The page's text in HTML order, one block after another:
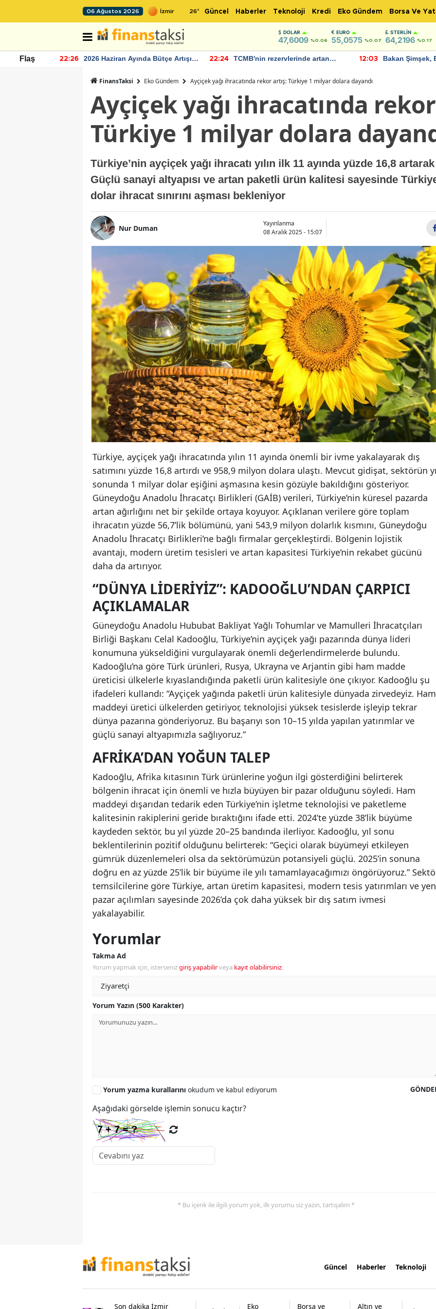
06 Ağustos 2026 26° Güncel Haberler Teknoloji Kredi Eko Gündem Borsa Ve
DOLAR
47,6009 %0.06
EURO
55,0575 %0.07
STERLIN
64,2196 %0.17
Flaş 22:26
2026 Haziran Ayında Bütçe Artışı
22:24
TCMB'nin rezervlerinde artan
12:03
Bakan Şimşek,
FinansTaksi Eko Gündem Ayçiçek yağı ihracatında rekor artış: Türkiye 1 milyar dolara dayandı
Ayçiçek yağı ihracatında
Türkiye 1 milyar dolara
Türkiye’nin ayçiçek yağı ihracatı yılın ilk 11 ayında yüzde 16,8
Güçlü sanayi altyapısı ve artan paketli ürün kalitesi sayesinde
dolar ihracat sınırını aşması bekleniyor
Nur Duman
Yayınlanma
08 Aralık 2025 - 15:07
Türkiye, ayçiçek yağı ihracatında yılın 11 ayında önemli bir ivme yakalayarak dış
satımını yüzde 16,8 artırdı ve 958,9 milyon dolara ulaştı. Mevcut gidişat, sektörün
sonunda 1 milyar dolar eşiğini aşmasına kesin gözüyle bakıldığını gösteriyor.
Güneydoğu Anadolu İhracatçı Birlikleri (GAİB) verileri, Türkiye’nin küresel pazarda
artan ağırlığını net bir şekilde ortaya koyuyor. Açıklanan verilere göre toplam
ihracatın yüzde 56,7’lik bölümünü, yani 543,9 milyon dolarlık kısmını, Güneydoğu
Anadolu İhracatçı Birlikleri’ne bağlı firmalar gerçekleştirdi. Bölgenin lojistik
avantajı, modern üretim tesisleri ve artan kapasitesi Türkiye’nin rekabet gücünü
daha da artırıyor.
“DÜNYA LIDERIYIZ”: KADOOĞLU’NDAN ÇARPICI
AÇIKLAMALAR
Güneydoğu Anadolu Hububat Bakliyat Yağlı Tohumlar ve Mamulleri İhracatçıları
Birliği Başkanı Celal Kadooğlu, Türkiye’nin ayçiçek yağı pazarında dünya lideri
konumuna yükseldiğini vurgulayarak önemli değerlendirmelerde bulundu.
Kadooğlu’na göre Türk ürünleri, Rusya, Ukrayna ve Arjantin gibi ham madde
üreticisi ülkelerle kıyaslandığında paketli ürün kalitesiyle öne çıkıyor. Kadooğlu şu
ifadeleri kullandı: “Ayçiçek yağında paketli ürün kalitesiyle dünyada zirvedeyiz. Ham
maddeyi üretici ülkelerden getiriyor, teknolojisi yüksek tesislerde işleyip tekrar
dünya pazarına gönderiyoruz. Bu başarıyı son 10–15 yılda yapılan yatırımlar ve
güçlü sanayi altyapımızla sağlıyoruz.”
AFRIKA’DAN YOĞUN TALEP
Kadooğlu, Afrika kıtasının Türk ürünlerine yoğun ilgi gösterdiğini belirterek
bölgenin ihracat için önemli ve hızla büyüyen bir pazar olduğunu söyledi. Ham
maddeyi dışarıdan tedarik eden Türkiye’nin işletme teknolojisi ve paketleme
kalitesinin rakiplerini geride bıraktığını ifade etti. 2024’te yüzde 38’lik büyüme
kaydeden sektör, bu yıl yüzde 20–25 bandında ilerliyor. Kadooğlu, yıl sonu
beklentilerinin pozitif olduğunu belirterek: “Geçici olarak büyümeyi etkileyen
gümrük düzenlemeleri olsa da sektörümüzün potansiyeli güçlü. 2025’in sonuna
doğru en az yüzde 25’lik bir büyüme ile yılı tamamlayacağımızı öngörüyoruz.”
temsilcilerine göre Türkiye, artan üretim kapasitesi, modern tesis yatırımları ve
pazar açılımları sayesinde 2026’da çok daha yüksek bir dış satım ivmesi
yakalayabilir.
Yorumlar
Takma Ad
Yorum yapmak için, istersenizgiriş yapabilirveya kayıt olabilirsiniz.
Yorum Yazın (500 Karakter)
Yorum yazma kurallarını okudum ve kabul ediyorum
Aşağıdaki görselde işlemin sonucu kaçtır?
* Bu içerik ile ilgili yorum yok, ilk yorumu siz yazın, tartışalım *
Güncel Haberler Teknoloji
Son dakika İzmir Eko Borsa ve Altın ve